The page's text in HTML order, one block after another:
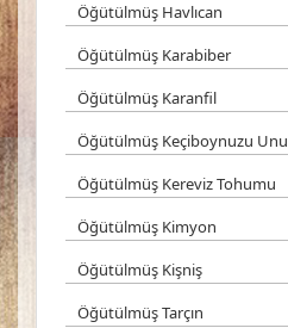
Öğütülmüş Havlıcan
Öğütülmüş Karabiber
Öğütülmüş Karanfil
Öğütülmüş Keçiboynuzu Unu
Öğütülmüş Kereviz Tohumu
Öğütülmüş Kimyon
Öğütülmüş Kişniş
Öğütülmüş Tarçın